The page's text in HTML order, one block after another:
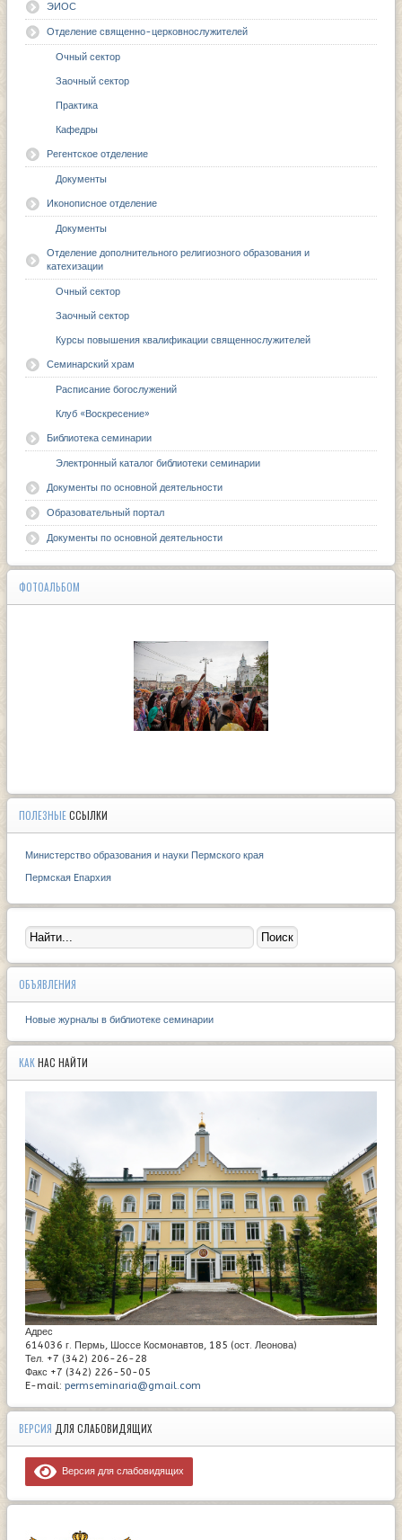
ЭИОС
Отделение священно-церковнослужителей
Очный сектор
Заочный сектор
Практика
Кафедры
Регентское отделение
Документы
Иконописное отделение
Документы
Отделение дополнительного религиозного образования и
катехизации
Очный сектор
Заочный сектор
Курсы повышения квалификации священнослужителей
Семинарский храм
Расписание богослужений
Клуб «Воскресение»
Библиотека семинарии
Электронный каталог библиотеки семинарии
Документы по основной деятельности
Образовательный портал
Документы по основной деятельности
ФОТОАЛЬБОМ
ПОЛЕЗНЫЕССЫЛКИ
Министерство образования и науки Пермского края
Пермская Eпархия
ОБЪЯВЛЕНИЯ
Новые журналы в библиотеке семинарии
КАКНАС НАЙТИ
Адрес
614036 г. Пермь, Шоссе Космонавтов, 185 (ост. Леонова)
Тел. +7 (342) 206-26-28
Факс +7 (342) 226-50-05
E-mail: permseminaria@gmail.com
ВЕРСИЯ ДЛЯ СЛАБОВИДЯЩИХ
Версия для слабовидящих